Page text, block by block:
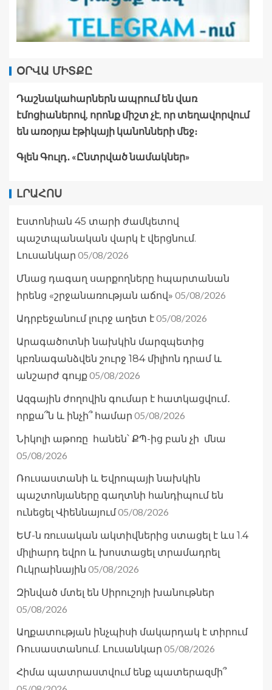
ՕՐՎԱ ՄԻՏՔԸ
Դաշնակահարներն ապրում են վառ
էմոցիաներով, որոնք միշտ չէ, որ տեղավորվում
են առօրյա էթիկայի կանոնների մեջ։
Գլեն Գուլդ․ «Ընտրված նամակներ»
ԼՐԱՀՈՍ
Էստոնիան 45 տարի ժամկետով
պաշտպանական վարկ է վերցնում.
Լուսանկար 05/08/2026
Մնաց դագաղ սարքողները հպարտանան
իրենց «շրջանառության աճով» 05/08/2026
Ադրբեջանում լուրջ աղետ է05/08/2026
Արագածոտնի նախկին մարզպետից
կբռնագանձվեն շուրջ 184 միլիոն դրամ և
անշարժ գույք05/08/2026
Ազգային ժողովին գումար է հատկացվում․
որքա՞ն և ինչի՞ համար 05/08/2026
Նիկոլի աթոռը հանեն՝ ՔՊ-ից բան չի մնա
05/08/2026
Ռուսաստանի և Եվրոպայի նախկին
պաշտոնյաները գաղտնի հանդիպում են
ունեցել Վիեննայում05/08/2026
ԵՄ-ն ռուսական ակտիվներից ստացել է ևս 1.4
միլիարդ եվրո և խոստացել տրամադրել
Ուկրաինային 05/08/2026
Զինված մտել են Սիրուշոյի խանութներ
05/08/2026
Աղքատության ինչպիսի մակարդակ է տիրում
Ռուսաստանում. Լուսանկար 05/08/2026
Հիմա պատրաստվում ենք պատերազմի՞